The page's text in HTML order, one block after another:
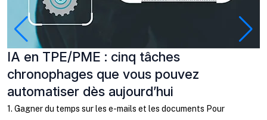
IA en TPE/PME : cinq tâches
chronophages que vous pouvez
automatiser dès aujourd’hui
1. Gagner du temps sur les e-mails et les documents Pour